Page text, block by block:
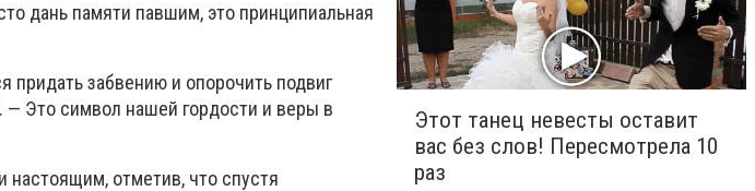
дань памяти павшим, это принципиальная
придать забвению и опорочить подвиг
— Это символ нашей гордости и веры в
отметив, что спустя
Этот танец невесты оставит
вас без слов! Пересмотрела 10
раз